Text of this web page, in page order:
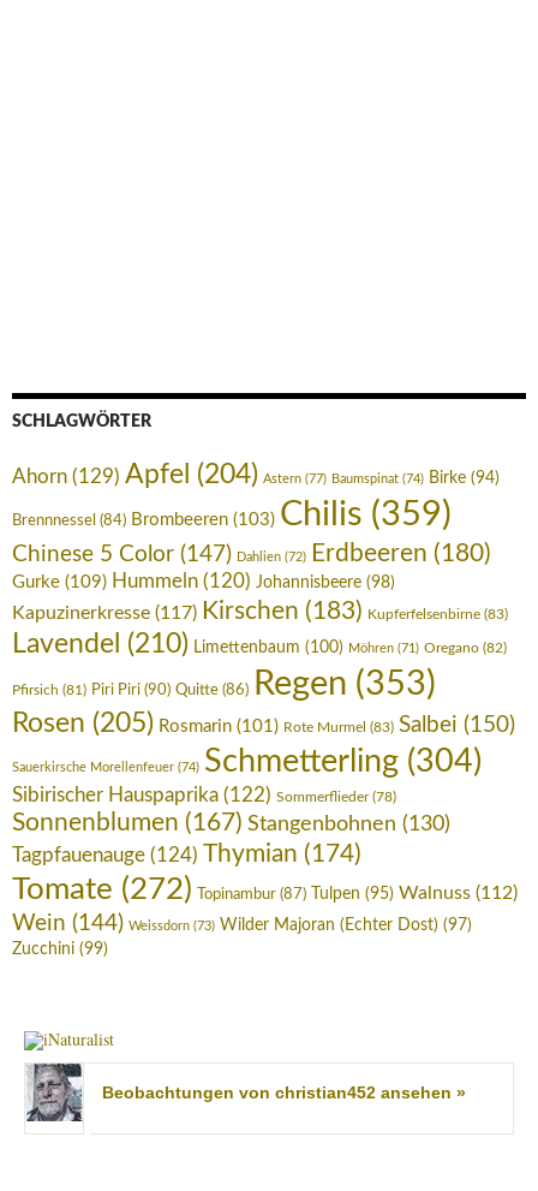
SCHLAGWÖRTER
Ahorn (129) Apfel (204) Astern (77) Baumspinat (74) Birke (94)
Brennnessel (84) Brombeeren (103) Chilis (359)
Chinese 5 Color (147) Dahlien (72) Erdbeeren (180)
Gurke (109) Hummeln (120) Johannisbeere (98)
Kapuzinerkresse (117) Kirschen (183) Kupferfelsenbirne (83)
Lavendel (210) Limettenbaum (100) Möhren (71) Oregano (82)
Pfirsich (81) Piri Piri (90) Quitte (86) Regen (353)
Rosen (205) Rosmarin (101) Rote Murmel (83) Salbei (150)
Sauerkirsche Morellenfeuer (74) Schmetterling (304)
Sibirischer Hauspaprika (122) Sommerflieder(78)
Sonnenblumen (167) Stangenbohnen (130)
Tagpfauenauge (124) Thymian (174)
Tomate (272) Topinambur (87) Tulpen (95) Walnuss (112)
Wein (144) Weissdorn (73) Wilder Majoran (Echter Dost) (97)
Zucchini (99)
Beobachtungen von christian452 ansehen »